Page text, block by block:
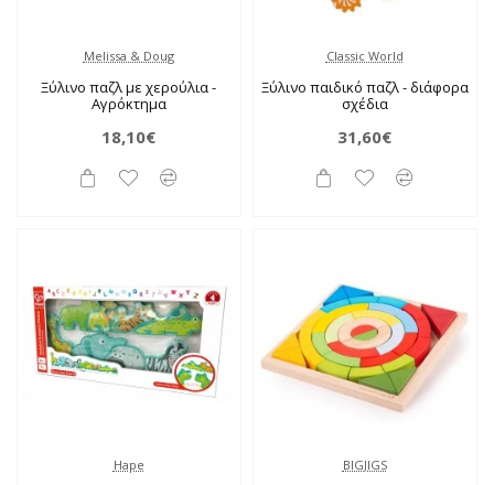
Melissa & Doug
Ξύλινο παζλ με χερούλια -
Αγρόκτημα
18,10€
Classic World
Ξύλινο παιδικό παζλ - διάφορα
σχέδια
31,60€
Hape BIGJIGS